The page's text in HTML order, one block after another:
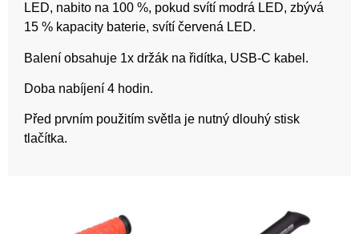
LED, nabito na 100 %, pokud svítí modrá LED, zbývá
15 % kapacity baterie, svítí červená LED.
Balení obsahuje 1x držák na řidítka, USB-C kabel.
Doba nabíjení 4 hodin.
Před prvním použitím světla je nutný dlouhý stisk
tlačítka.